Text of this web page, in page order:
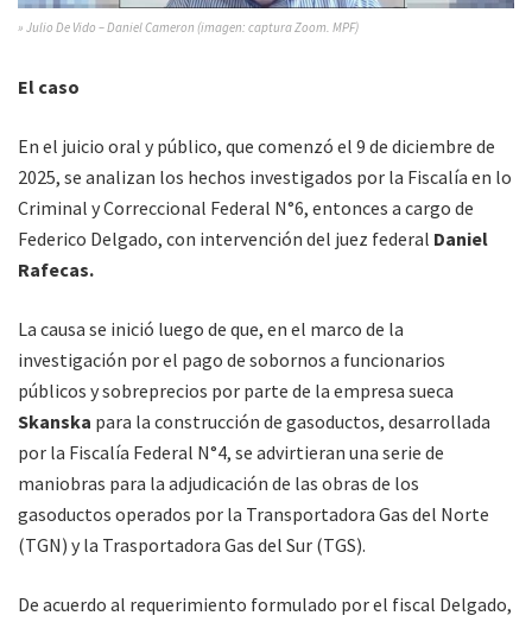
» Julio De Vido – Daniel Cameron (imagen: captura Zoom. MPF)
El caso
En el juicio oral y público, que comenzó el 9 de diciembre de
2025, se analizan los hechos investigados por la Fiscalía en lo
Criminal y Correccional Federal N°6, entonces a cargo de
Federico Delgado, con intervención del juez federal Daniel
Rafecas.
La causa se inició luego de que, en el marco de la
investigación por el pago de sobornos a funcionarios
públicos y sobreprecios por parte de la empresa sueca
Skanska para la construcción de gasoductos, desarrollada
por la Fiscalía Federal N°4, se advirtieran una serie de
maniobras para la adjudicación de las obras de los
gasoductos operados por la Transportadora Gas del Norte
(TGN) y la Trasportadora Gas del Sur (TGS).
De acuerdo al requerimiento formulado por el fiscal Delgado,